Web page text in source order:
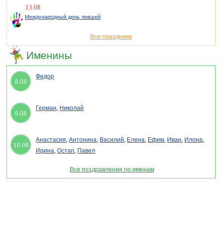
13.08
Международный день левшей
Все праздники
Именины
8.08
Федор
9.08
Герман, Николай
10.08
Анастасия,Антонина, Василий, Елена, Ефим, Иван, Илона,
Ирина,Остап, Павел
Все поздравления по именам